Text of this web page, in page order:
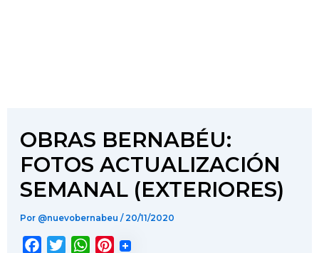
OBRAS BERNABÉU:
FOTOS ACTUALIZACIÓN
SEMANAL (EXTERIORES)
Por @nuevobernabeu / 20/11/2020
W
P